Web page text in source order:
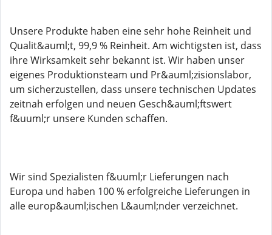
Unsere Produkte haben eine sehr hohe Reinheit und
Qualit&auml;t, 99,9 % Reinheit. Am wichtigsten ist, dass
ihre Wirksamkeit sehr bekannt ist. Wir haben unser
eigenes Produktionsteam und Pr&auml;zisionslabor,
um sicherzustellen, dass unsere technischen Updates
zeitnah erfolgen und neuen Gesch&auml;ftswert
f&uuml;r unsere Kunden schaffen.
Wir sind Spezialisten f&uuml;r Lieferungen nach
Europa und haben 100 % erfolgreiche Lieferungen in
alle europ&auml;ischen L&auml;nder verzeichnet.